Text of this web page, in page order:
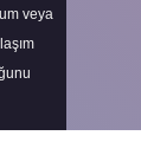
veya